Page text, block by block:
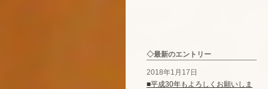
◇最新のエントリー
2018年1月17日
■平成30年もよろしくお願いしま